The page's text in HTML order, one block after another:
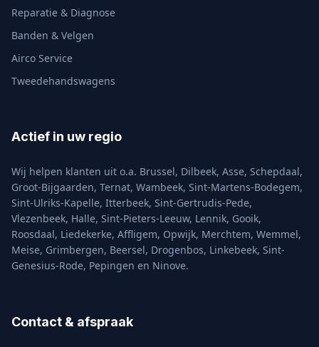
Reparatie & Diagnose
Banden & Velgen
Airco Service
Tweedehandswagens
Actief in uw regio
Wij helpen klanten uit o.a. Brussel, Dilbeek, Asse, Schepdaal,
Groot-Bijgaarden, Ternat, Wambeek, Sint-Martens-Bodegem,
Sint-Ulriks-Kapelle, Itterbeek, Sint-Gertrudis-Pede,
Vlezenbeek, Halle, Sint-Pieters-Leeuw, Lennik, Gooik,
Roosdaal, Liedekerke, Affligem, Opwijk, Merchtem, Wemmel,
Meise, Grimbergen, Beersel, Drogenbos, Linkebeek, Sint-
Genesius-Rode, Pepingen en Ninove.
Contact & afspraak